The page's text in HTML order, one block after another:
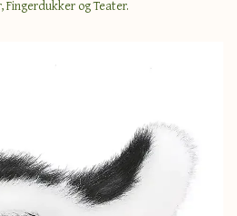
Fingerdukker og Teater.